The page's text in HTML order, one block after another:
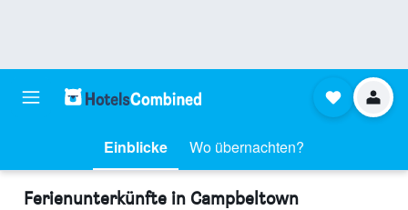
Einblicke Wo übernachten?
Ferienunterkünfte in Campbeltown